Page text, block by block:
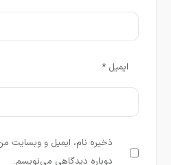
ایمیل*
ذخیره نام، ایمیل و وبسایت
دوباره دیدگاهی می‌نویسم.